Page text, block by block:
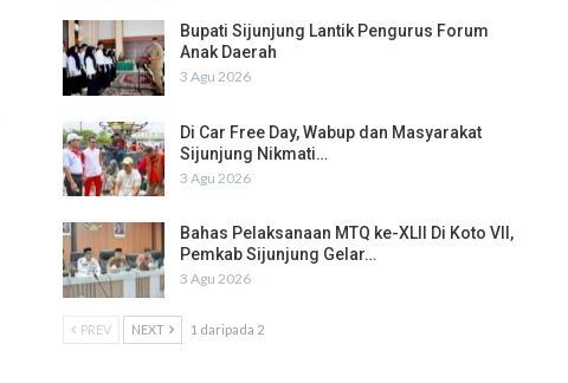
Bupati Sijunjung Lantik Pengurus Forum
Anak Daerah
3 Agu 2026
Di Car Free Day, Wabup dan Masyarakat
Sijunjung Nikmati…
3 Agu 2026
Bahas Pelaksanaan MTQ ke-XLII Di Koto VII,
Pemkab Sijunjung Gelar…
3 Agu 2026
PREV NEXT 1 daripada 2